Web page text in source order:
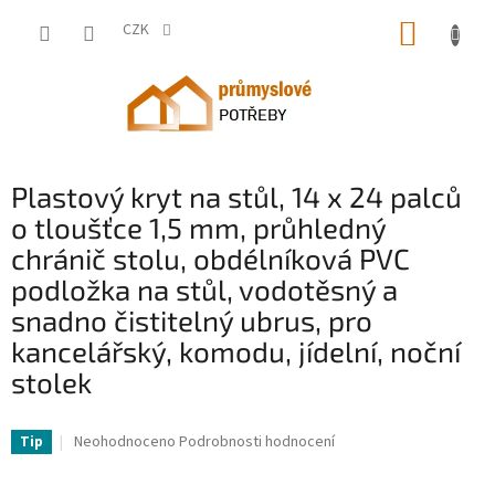
CZK
Plastový kryt na stůl, 14 x 24 palců
o tloušťce 1,5 mm, průhledný
chránič stolu, obdélníková PVC
podložka na stůl, vodotěsný a
snadno čistitelný ubrus, pro
kancelářský, komodu, jídelní, noční
stolek
Tip
Průměrné
Neohodnoceno Podrobnosti hodnocení